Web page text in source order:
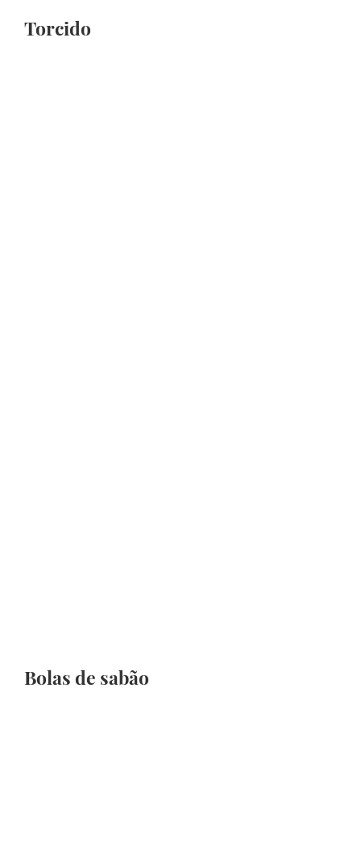
Torcido
Bolas de sabão